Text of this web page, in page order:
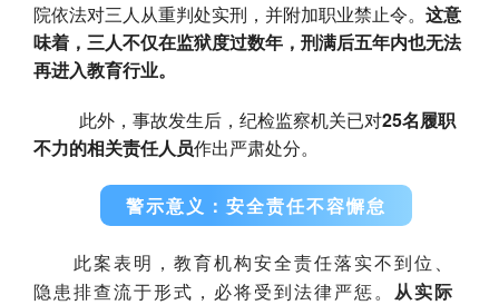
院依法对三人从重判处实刑，并附加职业禁止令。 这意
味着，三人不仅在监狱度过数年，刑满后五年内也无法
再进入教育行业。
此外，事故发生后，纪检监察机关已对25名履职
不力的相关责任人员作出严肃处分。
警示意义：安全责任不容懈怠
此案表明，教育机构安全责任落实不到位、
隐患排查流于形式，必将受到法律严惩。 从实际